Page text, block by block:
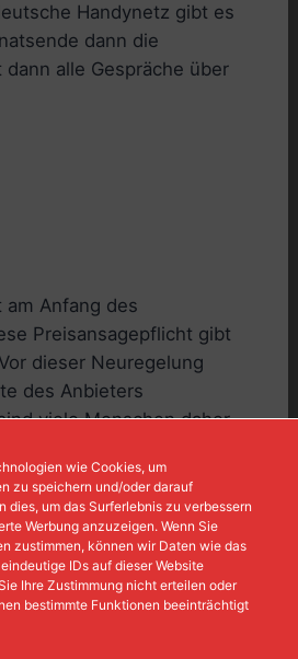
wie Cookies, um
zu speichern und/oder darauf
dies, um das Surferlebnis zu verbessern
Werbung anzuzeigen. Wenn Sie
zustimmen, können wir Daten wie das
IDs auf dieser Website
Ihre Zustimmung nicht erteilen oder
bestimmte Funktionen beeinträchtigt
Handynetz gibt es
dann die
alle Gespräche über
Anfang des
Preisansagepflicht gibt
dieser Neuregelung
des Anbieters
viele Menschen daher
mehrmals täglich die
nur auf der Internseite
hatte und einen
später schon 1,99
Mal vor dem Gespräch
dann schnell mal
kam dann das
Treiben endlich ein